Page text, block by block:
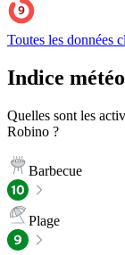
Toutes les données
Indice
Quelles sont les
Robino ?
Barbecue
Plage